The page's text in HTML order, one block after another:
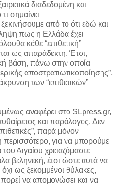
διαδεδομένη και
σημαίνει
από το ότι εδώ και
πως η Ελλάδα έχει
κάθε “επιθετική”
ως απαράδεκτη. Έτσι,
βάση, πάνω στην οποία
αποστρατιωτικοποίησης”,
των “επιθετικών”
αναφέρει στο SLpress.gr,
και παράλογος. Δεν
παρά μόνον
περισσότερο, για να μπορούμε
Αιγαίου χρειαζόμαστε
βεληνεκή, έτσι ώστε αυτά να
ως ξεκομμένοι θύλακες,
να απομονώσει και να